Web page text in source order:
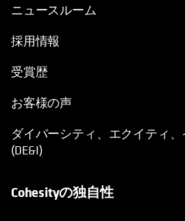
ニュースルーム
採用情報
受賞歴
お客様の声
ダイバーシティ、エクイティ
(DE&I)
Cohesityの独自性